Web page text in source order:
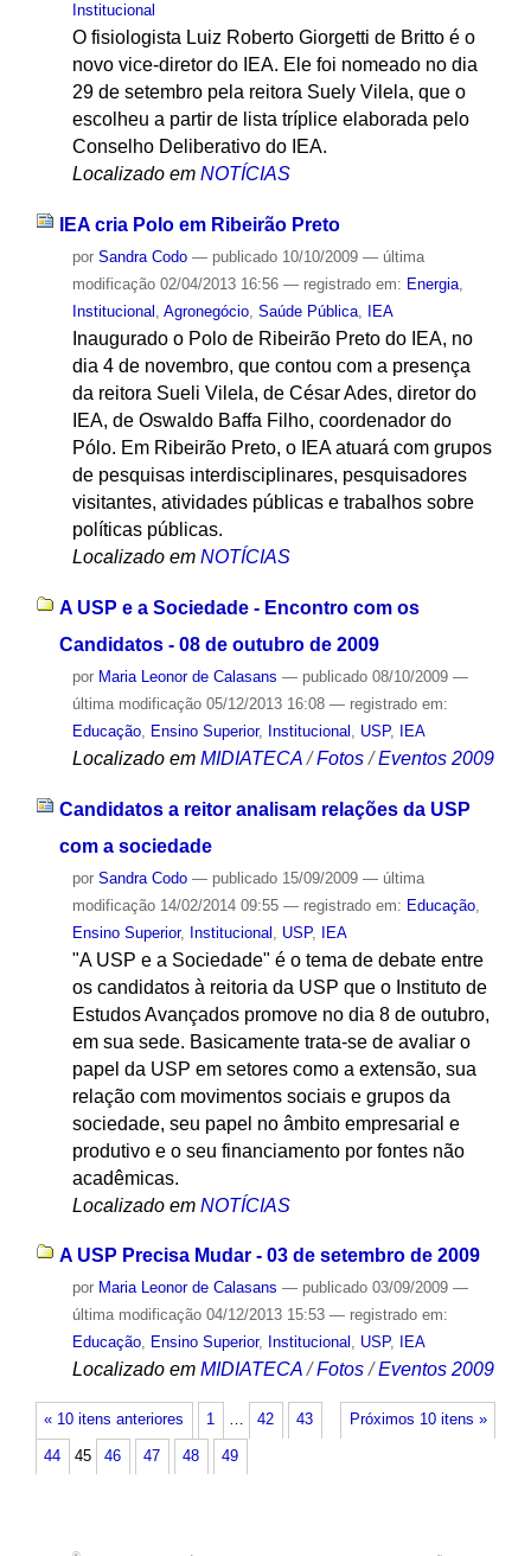
Institucional
O fisiologista Luiz Roberto Giorgetti de Britto é o
novo vice-diretor do IEA. Ele foi nomeado no dia
29 de setembro pela reitora Suely Vilela, que o
escolheu a partir de lista tríplice elaborada pelo
Conselho Deliberativo do IEA.
Localizado em NOTÍCIAS
IEA cria Polo em Ribeirão Preto
por Sandra Codo — publicado10/10/2009 — última
modificação02/04/2013 16:56 — registrado em: Energia,
Institucional , Agronegócio, Saúde Pública, IEA
Inaugurado o Polo de Ribeirão Preto do IEA, no
dia 4 de novembro, que contou com a presença
da reitora Sueli Vilela, de César Ades, diretor do
IEA, de Oswaldo Baffa Filho, coordenador do
Pólo. Em Ribeirão Preto, o IEA atuará com grupos
de pesquisas interdisciplinares, pesquisadores
visitantes, atividades públicas e trabalhos sobre
políticas públicas.
Localizado em NOTÍCIAS
A USP e a Sociedade - Encontro com os
Candidatos - 08 de outubro de 2009
por Maria Leonor de Calasans — publicado08/10/2009 —
última modificação05/12/2013 16:08 — registrado em:
Educação, Ensino Superior, Institucional USP, IEA
Localizado em MIDIATECA /Fotos /Eventos 2009
Candidatos a reitor analisam relações da USP
com a sociedade
por Sandra Codo — publicado15/09/2009 — última
modificação14/02/2014 09:55 — registrado em: Educação,
Ensino Superior, Institucional USP, IEA
"A USP e a Sociedade" é o tema de debate entre
os candidatos à reitoria da USP que o Instituto de
Estudos Avançados promove no dia 8 de outubro,
em sua sede. Basicamente trata-se de avaliar o
papel da USP em setores como a extensão, sua
relação com movimentos sociais e grupos da
sociedade, seu papel no âmbito empresarial e
produtivo e o seu financiamento por fontes não
acadêmicas.
Localizado em NOTÍCIAS
A USP Precisa Mudar - 03 de setembro de 2009
por Maria Leonor de Calasans — publicado03/09/2009 —
última modificação04/12/2013 15:53 — registrado em:
Educação, Ensino Superior, Institucional , USP, IEA
Localizado em MIDIATECA /Fotos /Eventos 2009
« 10 itens anteriores Próximos 10 itens »
1 … 42 43
44 45 46 47 48 49